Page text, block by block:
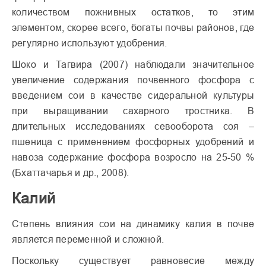
количеством пожнивных остатков, то этим
элементом, скорее всего, богаты почвы районов, где
регулярно используют удобрения.
Шоко и Тагвира (2007) наблюдали значительное
увеличение содержания почвенного фосфора с
введением сои в качестве сидеральной культуры
при выращивании сахарного тростника. В
длительных исследованиях севооборота соя –
пшеница с применением фосфорных удобрений и
навоза содержание фосфора возросло на 25-50 %
(Бхаттачарья и др., 2008).
Калий
Степень влияния сои на динамику калия в почве
является переменной и сложной.
Поскольку существует равновесие между